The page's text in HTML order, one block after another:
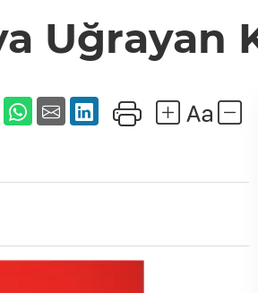
Uğrayan